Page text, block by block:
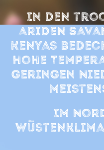
In den
ariden
Kenyas
hohe
geringen
Im